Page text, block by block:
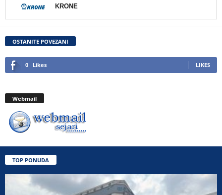
KRONE
OSTANITE POVEZANI
0 Likes LIKES
Webmail
TOP PONUDA